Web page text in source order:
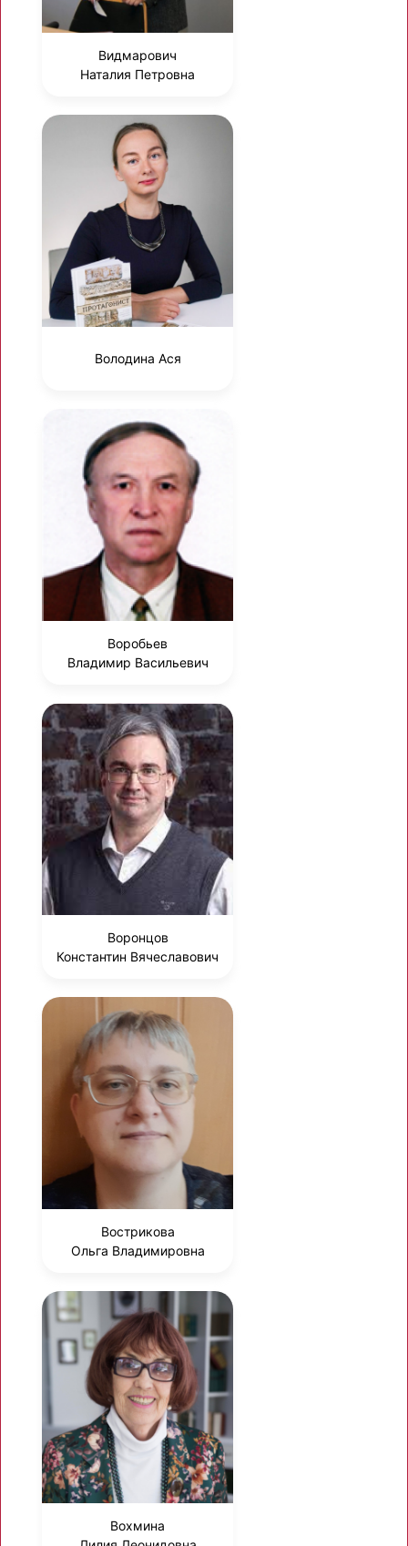
Видмарович
Наталия Петровна
Володина Ася
Воробьев
Владимир Васильевич
Воронцов
Константин Вячеславович
Вострикова
Ольга Владимировна
Вохмина